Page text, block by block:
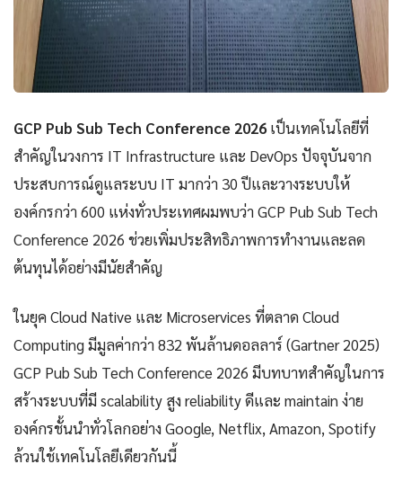
GCP Pub Sub Tech Conference 2026 เป็นเทคโนโลยีที่
สำคัญในวงการ IT Infrastructure และ DevOps ปัจจุบันจาก
ประสบการณ์ดูแลระบบ IT มากว่า 30 ปีและวางระบบให้
องค์กรกว่า 600 แห่งทั่วประเทศผมพบว่า GCP Pub Sub Tech
Conference 2026 ช่วยเพิ่มประสิทธิภาพการทำงานและลด
ต้นทุนได้อย่างมีนัยสำคัญ
ในยุค Cloud Native และ Microservices ที่ตลาด Cloud
Computing มีมูลค่ากว่า 832 พันล้านดอลลาร์ (Gartner 2025)
GCP Pub Sub Tech Conference 2026 มีบทบาทสำคัญในการ
สร้างระบบที่มี scalability สูง reliability ดีและ maintain ง่าย
องค์กรชั้นนำทั่วโลกอย่าง Google, Netflix, Amazon, Spotify
ล้วนใช้เทคโนโลยีเดียวกันนี้